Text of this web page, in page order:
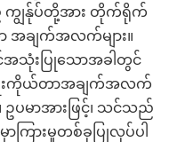
ျွန်ုပ်တို့အား တိုက်ရိုက်
အချက်အလက်များ။
အသုံးပြုသောအခါတွင်
းကိုယ်တာအချက်အလက်
ပမာအားဖြင့်၊ သင်သည်
ြားမှုတစ်ခုပြုလုပ်ပါ